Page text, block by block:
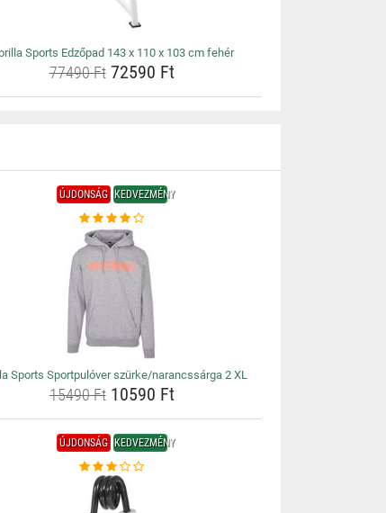
Sports Edzőpad 143 x 110 x 103 cm fehér
77490 Ft72590 Ft
ÚJDONSÁG KEDVEZMÉNY
Sports Sportpulóver szürke/narancssárga 2 XL
15490 Ft10590 Ft
ÚJDONSÁG KEDVEZMÉNY